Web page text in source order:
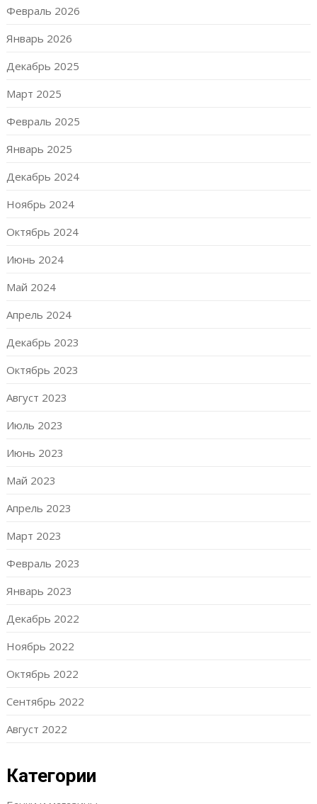
Февраль 2026
Январь 2026
Декабрь 2025
Март 2025
Февраль 2025
Январь 2025
Декабрь 2024
Ноябрь 2024
Октябрь 2024
Июнь 2024
Май 2024
Апрель 2024
Декабрь 2023
Октябрь 2023
Август 2023
Июль 2023
Июнь 2023
Май 2023
Апрель 2023
Март 2023
Февраль 2023
Январь 2023
Декабрь 2022
Ноябрь 2022
Октябрь 2022
Сентябрь 2022
Август 2022
Категории